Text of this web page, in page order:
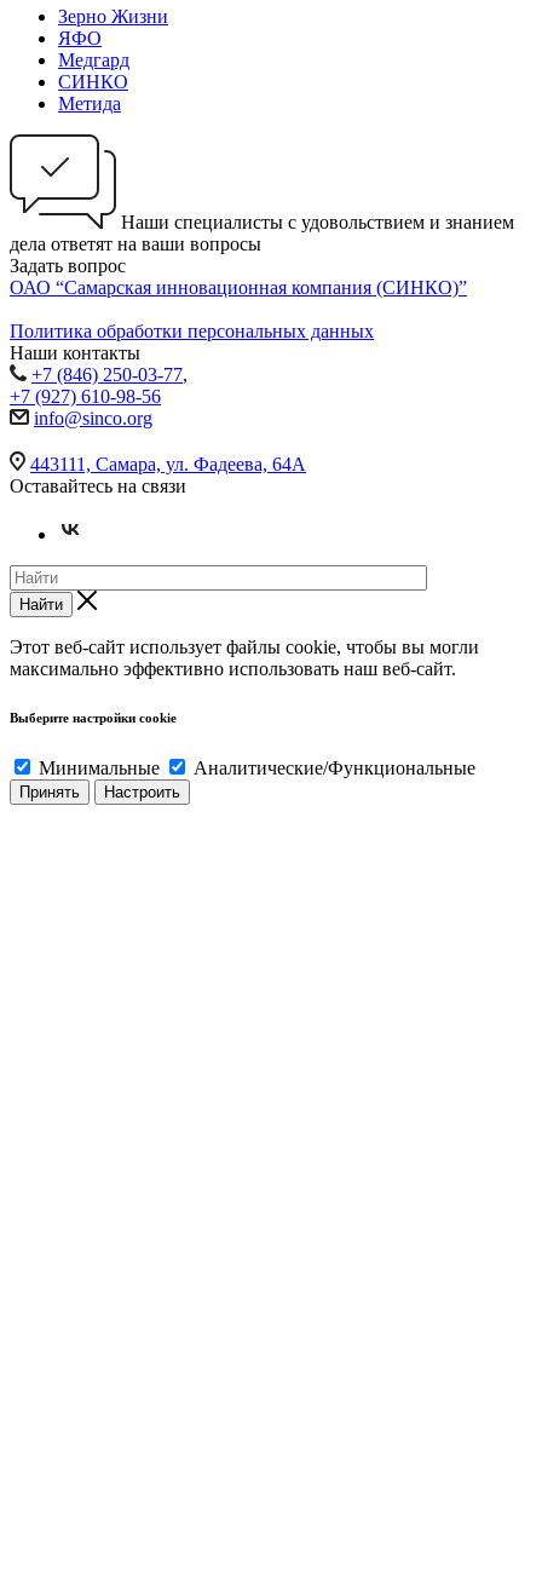
Зерно Жизни
ЯФО
Медгард
СИНКО
Метида
Наши специалисты с удовольствием и знанием
дела ответят на ваши вопросы
Задать вопрос
ОАО “Самарская инновационная компания (СИНКО)”
Политика обработки персональных данных
Наши контакты
+7 (846) 250-03-77,
+7 (927) 610-98-56
info@sinco.org
443111, Самара, ул. Фадеева, 64А
Оставайтесь на связи
Найти
Этот веб-сайт использует файлы cookie, чтобы вы могли
максимально эффективно использовать наш веб-сайт.
Выберите настройки cookie
Минимальные Аналитические/Функциональные
Принять Настроить